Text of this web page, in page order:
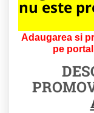
nu este
Adaugarea si
pe